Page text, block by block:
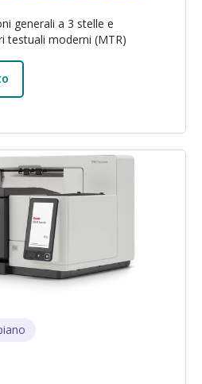
generali a 3 stelle e
testuali moderni (MTR)